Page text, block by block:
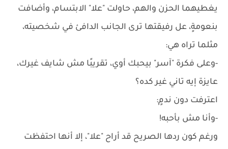
يغطيهما الحزن والهم، حاولت "علا" الابتسام، وأضافت
بنعومةٍ، عل رفيقتها ترى الجانب الدافئ في شخصيته،
مثلما تراه هي:
-وعلى فكرة "آسر" بيحبك أوي، تقريبًا مش شايف غيرك،
عايزة إيه تاني غير كده؟
اعترفت دون ندمٍ:
-وأنا مش بأحبه!
ورغم كون ردها الصريح قد أراح "علا"، إلا أنها احتفظت